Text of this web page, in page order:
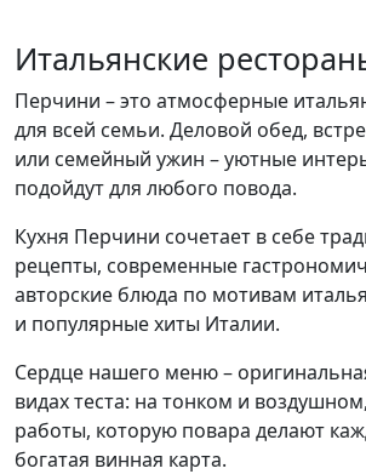
Итальянские
Перчини – это атмосферные
для всей семьи. Деловой обед,
или семейный ужин – уютные
подойдут для любого повода.
Кухня Перчини сочетает в себе
рецепты, современные
авторские блюда по мотивам
и популярные хиты Италии.
Сердце нашего меню –
видах теста: на тонком и
работы, которую повара делают
богатая винная карта.